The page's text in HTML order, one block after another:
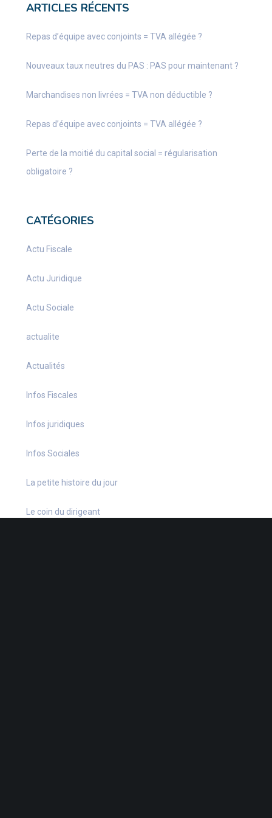
ARTICLES RÉCENTS
Repas d’équipe avec conjoints = TVA allégée ?
Nouveaux taux neutres du PAS : PAS pour maintenant ?
Marchandises non livrées = TVA non déductible ?
Repas d’équipe avec conjoints = TVA allégée ?
Perte de la moitié du capital social = régularisation
obligatoire ?
CATÉGORIES
Actu Fiscale
Actu Juridique
Actu Sociale
actualite
Actualités
Infos Fiscales
Infos juridiques
Infos Sociales
La petite histoire du jour
Le coin du dirigeant